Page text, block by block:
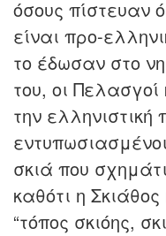
όσους πίστευαν
είναι προ-
το έδωσαν στο
του, οι
την ελληνιστική
σκιά που
καθότι η
“τόπος σκιόης,